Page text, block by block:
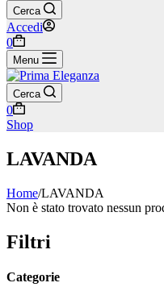
Cerca
Accedi
Carrello
0
Menu
Cerca
Carrello
0
Shop
LAVANDA
Home/LAVANDA
Non è stato trovato nessun
Filtri
Categorie